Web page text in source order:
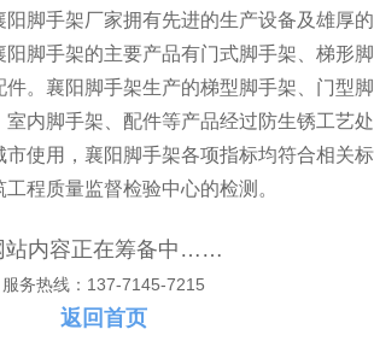
脚手架厂家拥有先进的生产设备及雄厚的
脚手架的主要产品有门式脚手架、梯形脚
。襄阳脚手架生产的梯型脚手架、门型脚
内脚手架、配件等产品经过防生锈工艺处
使用， 襄阳脚手架各项指标均符合相关标
程质量监督检验中心的检测。
站内容正在筹备中……
服务热线：137-7145-7215
返回首页